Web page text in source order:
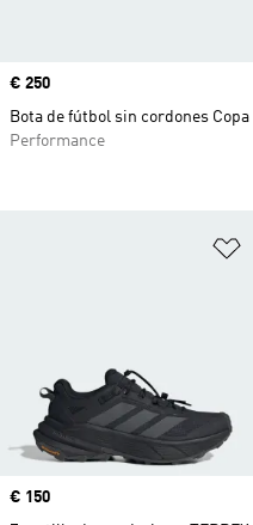
Precio
€ 150
Precio
€ 250
Bota de fútbol sin cordones
Performance